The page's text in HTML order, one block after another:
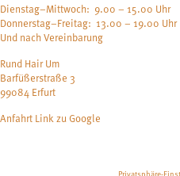
Dienstag–Mittwoch: 9.00 – 15.00 Uhr
Donnerstag–Freitag: 13.00 – 19.00 Uhr
Und nach Vereinbarung
Rund Hair Um
Barfüßerstraße 3
99084 Erfurt
Anfahrt Link zu Google
Privatsphäre-